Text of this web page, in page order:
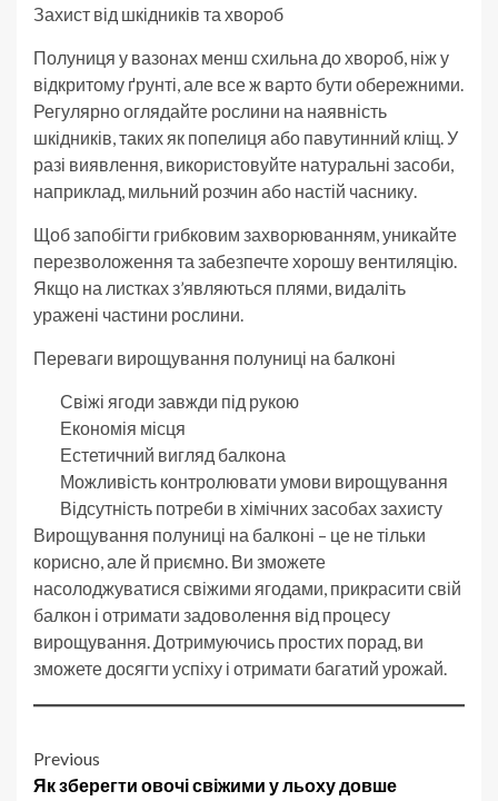
Захист від шкідників та хвороб
Полуниця у вазонах менш схильна до хвороб, ніж у
відкритому ґрунті, але все ж варто бути обережними.
Регулярно оглядайте рослини на наявність
шкідників, таких як попелиця або павутинний кліщ. У
разі виявлення, використовуйте натуральні засоби,
наприклад, мильний розчин або настій часнику.
Щоб запобігти грибковим захворюванням, уникайте
перезволоження та забезпечте хорошу вентиляцію.
Якщо на листках з’являються плями, видаліть
уражені частини рослини.
Переваги вирощування полуниці на балконі
Свіжі ягоди завжди під рукою
Економія місця
Естетичний вигляд балкона
Можливість контролювати умови вирощування
Відсутність потреби в хімічних засобах захисту
Вирощування полуниці на балконі – це не тільки
корисно, але й приємно. Ви зможете
насолоджуватися свіжими ягодами, прикрасити свій
балкон і отримати задоволення від процесу
вирощування. Дотримуючись простих порад, ви
зможете досягти успіху і отримати багатий урожай.
Post
Previous
Як зберегти овочі свіжими у льоху довше